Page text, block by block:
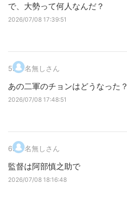
で、大勢って何人なんだ？
2026/07/08 17:39:51
5. 名無しさん
あの二軍のチョンはどうなった？
2026/07/08 17:48:51
6. 名無しさん
監督は阿部慎之助で
2026/07/08 18:16:48